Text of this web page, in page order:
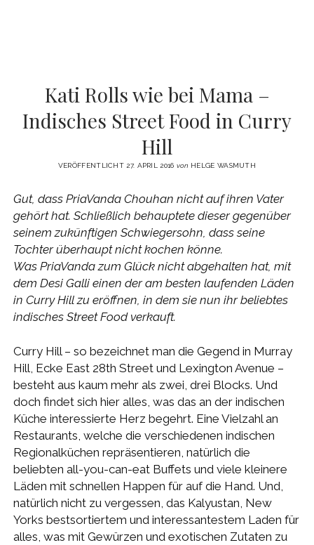
Kati Rolls wie bei Mama –
Indisches Street Food in Curry
Hill
VERÖFFENTLICHT 27. APRIL 2016 von HELGE WASMUTH
Gut, dass PriaVanda Chouhan nicht auf ihren Vater
gehört hat. Schließlich behauptete dieser gegenüber
seinem zukünftigen Schwiegersohn, dass seine
Tochter überhaupt nicht kochen könne.
Was PriaVanda zum Glück nicht abgehalten hat, mit
dem Desi Galli einen der am besten laufenden Läden
in Curry Hill zu eröffnen, in dem sie nun ihr beliebtes
indisches Street Food verkauft.
Curry Hill – so bezeichnet man die Gegend in Murray
Hill, Ecke East 28th Street und Lexington Avenue –
besteht aus kaum mehr als zwei, drei Blocks. Und
doch findet sich hier alles, was das an der indischen
Küche interessierte Herz begehrt. Eine Vielzahl an
Restaurants, welche die verschiedenen indischen
Regionalküchen repräsentieren, natürlich die
beliebten all-you-can-eat Buffets und viele kleinere
Läden mit schnellen Happen für auf die Hand. Und,
natürlich nicht zu vergessen, das Kalyustan, New
Yorks bestsortiertem und interessantestem Laden für
alles, was mit Gewürzen und exotischen Zutaten zu